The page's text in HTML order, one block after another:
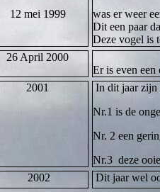
12 mei 1999
was er weer
Dit een paar
Deze vogel is
26 April 2000
Er is even een
2001
In dit jaar zijn
Nr.1 is de
Nr. 2 een
Nr.3 deze
2002
Dit jaar wel